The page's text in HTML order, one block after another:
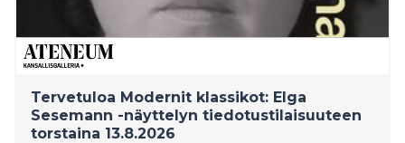
Tervetuloa Modernit klassikot: Elga
Sesemann -näyttelyn tiedotustilaisuuteen
torstaina 13.8.2026